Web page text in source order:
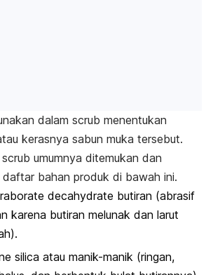
dalam scrub menentukan
kerasnya sabun muka tersebut.
scrub umumnya ditemukan dan
bahan produk di bawah ini.
decahydrate butiran (abrasif
karena butiran melunak dan larut
silica atau manik-manik (ringan,